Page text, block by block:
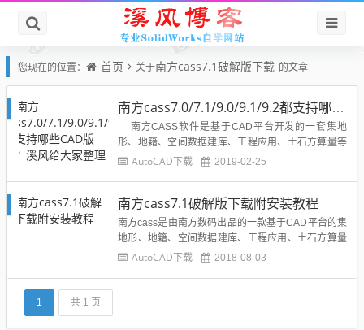
您现在的位置： 首页 关于南方cass7.1破解版下载 的文章
南方cass7.0/7.1/9.0/9.1/9.2都支持哪些CAD版本？溪风给大家整理一下
南方CASS软件是基于CAD平台开发的一套集地
形、地籍、空间数据建库、工程应用、土石方算量等
功能为一体的软件系统。已经成为业内应用最广、使
以被很多的设计师采用，并用于实际的设计当中...
AutoCAD下载 2019-02-25
南方cass7.1破解版下载附安装教程
南方cass是由南方数码出品的一款基于CAD平台的集
地形、地籍、空间数据建库、工程应用、土石方算量
等功能为一体的CAD系统，其主要功能包括土地勘测
AutoCAD下载 2018-08-03
1 共 1 页